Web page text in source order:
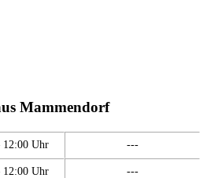
Mammendorf
Uhr ---
Uhr ---